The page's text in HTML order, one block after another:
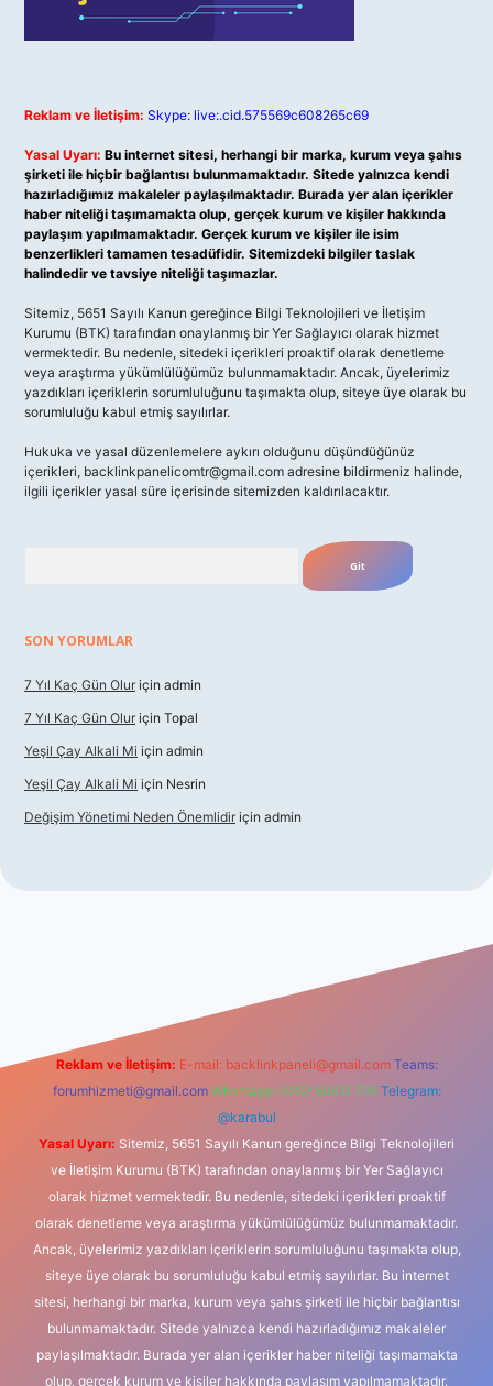
Reklam ve İletişim: Skype: live:.cid.575569c608265c69
Yasal Uyarı: Bu internet sitesi, herhangi bir marka, kurum veya şahıs
şirketi ile hiçbir bağlantısı bulunmamaktadır. Sitede yalnızca kendi
hazırladığımız makaleler paylaşılmaktadır. Burada yer alan içerikler
haber niteliği taşımamakta olup, gerçek kurum ve kişiler hakkında
paylaşım yapılmamaktadır. Gerçek kurum ve kişiler ile isim
benzerlikleri tamamen tesadüfidir. Sitemizdeki bilgiler taslak
halindedir ve tavsiye niteliği taşımazlar.
Sitemiz, 5651 Sayılı Kanun gereğince Bilgi Teknolojileri ve İletişim
Kurumu (BTK) tarafından onaylanmış bir Yer Sağlayıcı olarak hizmet
vermektedir. Bu nedenle, sitedeki içerikleri proaktif olarak denetleme
veya araştırma yükümlülüğümüz bulunmamaktadır. Ancak, üyelerimiz
yazdıkları içeriklerin sorumluluğunu taşımakta olup, siteye üye olarak bu
sorumluluğu kabul etmiş sayılırlar.
Hukuka ve yasal düzenlemelere aykırı olduğunu düşündüğünüz
içerikleri, backlinkpanelicomtr@gmail.com adresine bildirmeniz halinde,
ilgili içerikler yasal süre içerisinde sitemizden kaldırılacaktır.
SON YORUMLAR
7 Yıl Kaç Gün Olur için admin
7 Yıl Kaç Gün Olur için Topal
Yeşil Çay Alkali Mi için admin
Yeşil Çay Alkali Mi için Nesrin
Değişim Yönetimi Neden Önemlidir için admin
Reklam ve İletişim: E-mail: backlinkpaneli@gmail.com Teams:
forumhizmeti@gmail.com Whatsapp: 0262 606 0 726 Telegram:
@karabul
Yasal Uyarı: Sitemiz, 5651 Sayılı Kanun gereğince Bilgi Teknolojileri
ve İletişim Kurumu (BTK) tarafından onaylanmış bir Yer Sağlayıcı
olarak hizmet vermektedir. Bu nedenle, sitedeki içerikleri proaktif
olarak denetleme veya araştırma yükümlülüğümüz bulunmamaktadır.
Ancak, üyelerimiz yazdıkları içeriklerin sorumluluğunu taşımakta olup,
siteye üye olarak bu sorumluluğu kabul etmiş sayılırlar. Bu internet
sitesi, herhangi bir marka, kurum veya şahıs şirketi ile hiçbir bağlantısı
bulunmamaktadır. Sitede yalnızca kendi hazırladığımız makaleler
paylaşılmaktadır. Burada yer alan içerikler haber niteliği taşımamakta
olup, gerçek kurum ve kişiler hakkında paylaşım yapılmamaktadır.